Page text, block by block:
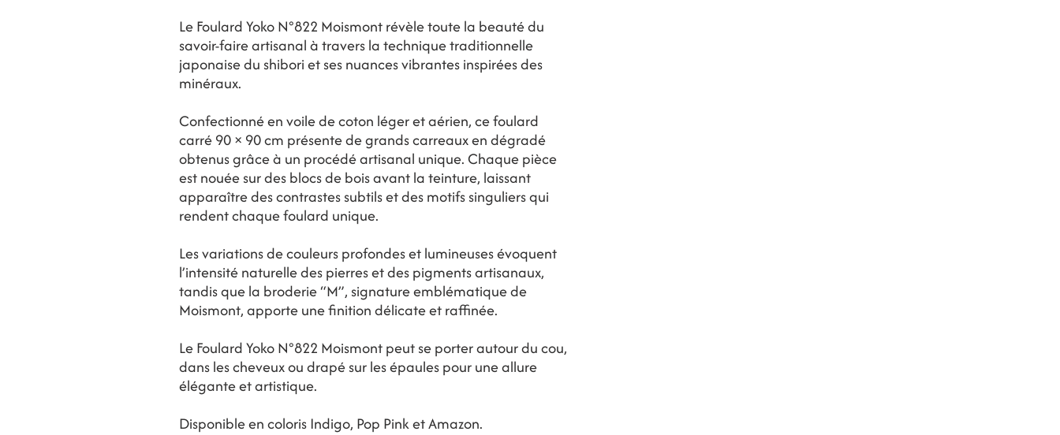
Le Foulard Yoko N°822 Moismont révèle toute la beauté du
savoir-faire artisanal à travers la technique traditionnelle
japonaise du shibori et ses nuances vibrantes inspirées des
minéraux.
Confectionné en voile de coton léger et aérien, ce foulard
carré 90 × 90 cm présente de grands carreaux en dégradé
obtenus grâce à un procédé artisanal unique. Chaque pièce
est nouée sur des blocs de bois avant la teinture, laissant
apparaître des contrastes subtils et des motifs singuliers qui
rendent chaque foulard unique.
Les variations de couleurs profondes et lumineuses évoquent
l’intensité naturelle des pierres et des pigments artisanaux,
tandis que la broderie “M”, signature emblématique de
Moismont, apporte une finition délicate et raffinée.
Le Foulard Yoko N°822 Moismont peut se porter autour du cou,
dans les cheveux ou drapé sur les épaules pour une allure
élégante et artistique.
Disponible en coloris Indigo, Pop Pink et Amazon.